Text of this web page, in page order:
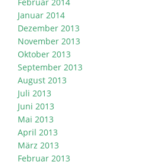
Januar 2014
Dezember 2013
November 2013
Oktober 2013
September 2013
August 2013
Juli 2013
Juni 2013
Mai 2013
April 2013
März 2013
Februar 2013